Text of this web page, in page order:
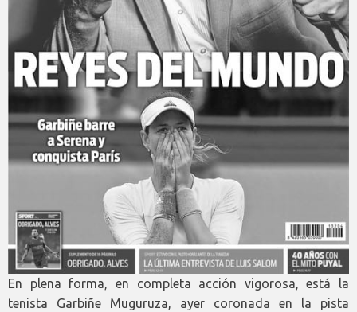
En plena forma, en completa acción vigorosa, está la
tenista Garbiñe Muguruza, ayer coronada en la pista